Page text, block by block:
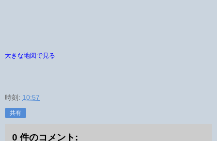
大きな地図で見る
時刻: 10:57
共有
0 件のコメント: